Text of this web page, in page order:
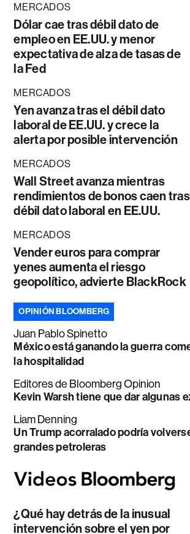
MERCADOS
Dólar cae tras débil dato de
empleo en EE.UU. y menor
expectativa de alza de tasas de
la Fed
MERCADOS
Yen avanza tras el débil dato
laboral de EE.UU. y crece la
alerta por posible intervención
MERCADOS
Wall Street avanza mientras
rendimientos de bonos caen tras
débil dato laboral en EE.UU.
MERCADOS
Vender euros para comprar
yenes aumenta el riesgo
geopolítico, advierte BlackRock
OPINIÓN BLOOMBERG
Juan Pablo Spinetto
México está ganando la guerra
la hospitalidad
Editores de Bloomberg Opinion
Kevin Warsh tiene que dar algunas
Liam Denning
Un Trump acorralado podría
grandes petroleras
¿Qué hay detrás de la inusual
intervención sobre el yen por